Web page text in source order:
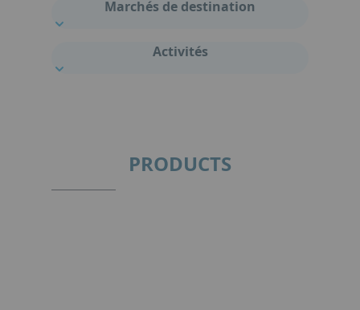
Marchés de destination
Activités
PRODUCTS